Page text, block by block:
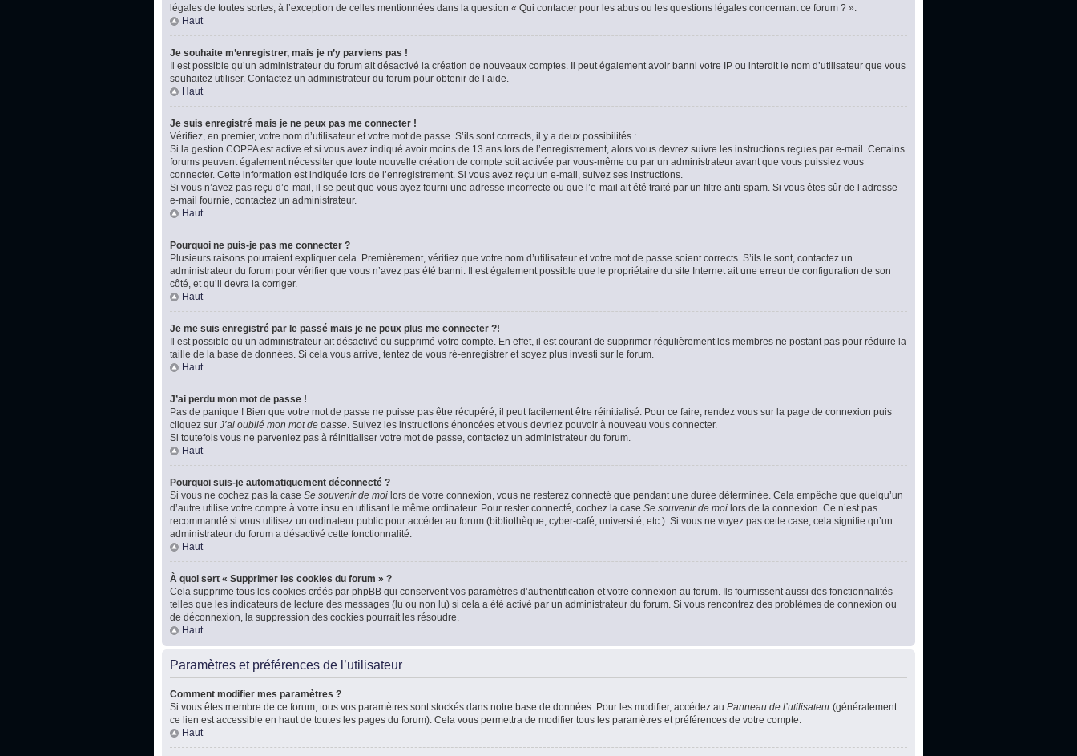
légales de toutes sortes, à l’exception de celles mentionnées dans la question « Qui contacter pour les abus ou les questions légales concernant ce forum ? ».
Haut
Je souhaite m’enregistrer, mais je n’y parviens pas !
Il est possible qu’un administrateur du forum ait désactivé la création de nouveaux comptes. Il peut également avoir banni votre IP ou interdit le nom d’utilisateur que vous
souhaitez utiliser. Contactez un administrateur du forum pour obtenir de l’aide.
Haut
Je suis enregistré mais je ne peux pas me connecter !
Vérifiez, en premier, votre nom d’utilisateur et votre mot de passe. S’ils sont corrects, il y a deux possibilités :
Si la gestion COPPA est active et si vous avez indiqué avoir moins de 13 ans lors de l’enregistrement, alors vous devrez suivre les instructions reçues par e-mail. Certains
forums peuvent également nécessiter que toute nouvelle création de compte soit activée par vous-même ou par un administrateur avant que vous puissiez vous
connecter. Cette information est indiquée lors de l’enregistrement. Si vous avez reçu un e-mail, suivez ses instructions.
Si vous n’avez pas reçu d’e-mail, il se peut que vous ayez fourni une adresse incorrecte ou que l’e-mail ait été traité par un filtre anti-spam. Si vous êtes sûr de l’adresse
e-mail fournie, contactez un administrateur.
Haut
Pourquoi ne puis-je pas me connecter ?
Plusieurs raisons pourraient expliquer cela. Premièrement, vérifiez que votre nom d’utilisateur et votre mot de passe soient corrects. S’ils le sont, contactez un
administrateur du forum pour vérifier que vous n’avez pas été banni. Il est également possible que le propriétaire du site Internet ait une erreur de configuration de son
côté, et qu’il devra la corriger.
Haut
Je me suis enregistré par le passé mais je ne peux plus me connecter ?!
Il est possible qu’un administrateur ait désactivé ou supprimé votre compte. En effet, il est courant de supprimer régulièrement les membres ne postant pas pour réduire la
taille de la base de données. Si cela vous arrive, tentez de vous ré-enregistrer et soyez plus investi sur le forum.
Haut
J’ai perdu mon mot de passe !
Pas de panique ! Bien que votre mot de passe ne puisse pas être récupéré, il peut facilement être réinitialisé. Pour ce faire, rendez vous sur la page de connexion puis
cliquez sur J’ai oublié mon mot de passe. Suivez les instructions énoncées et vous devriez pouvoir à nouveau vous connecter.
Si toutefois vous ne parveniez pas à réinitialiser votre mot de passe, contactez un administrateur du forum.
Haut
Pourquoi suis-je automatiquement déconnecté ?
Si vous ne cochez pas la case Se souvenir de moi lors de votre connexion, vous ne resterez connecté que pendant une durée déterminée. Cela empêche que quelqu’un
d’autre utilise votre compte à votre insu en utilisant le même ordinateur. Pour rester connecté, cochez la case Se souvenir de moi lors de la connexion. Ce n’est pas
recommandé si vous utilisez un ordinateur public pour accéder au forum (bibliothèque, cyber-café, université, etc.). Si vous ne voyez pas cette case, cela signifie qu’un
administrateur du forum a désactivé cette fonctionnalité.
Haut
À quoi sert « Supprimer les cookies du forum » ?
Cela supprime tous les cookies créés par phpBB qui conservent vos paramètres d’authentification et votre connexion au forum. Ils fournissent aussi des fonctionnalités
telles que les indicateurs de lecture des messages (lu ou non lu) si cela a été activé par un administrateur du forum. Si vous rencontrez des problèmes de connexion ou
de déconnexion, la suppression des cookies pourrait les résoudre.
Haut
Paramètres et préférences de l’utilisateur
Comment modifier mes paramètres ?
Si vous êtes membre de ce forum, tous vos paramètres sont stockés dans notre base de données. Pour les modifier, accédez au Panneau de l’utilisateur(généralement
ce lien est accessible en haut de toutes les pages du forum). Cela vous permettra de modifier tous les paramètres et préférences de votre compte.
Haut